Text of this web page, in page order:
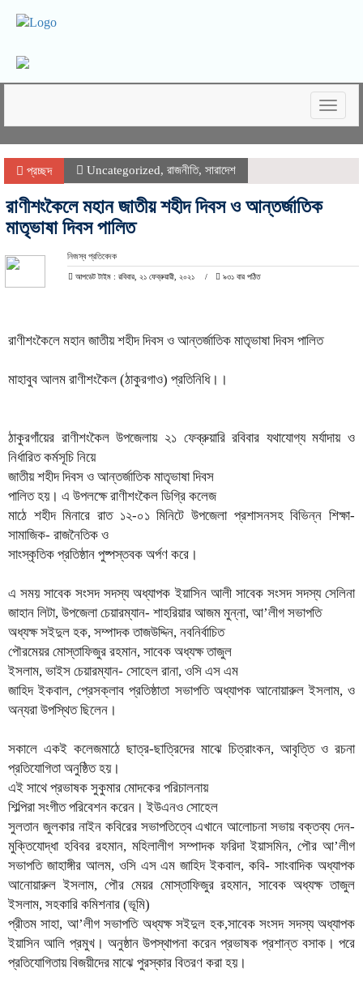
Toggle
প্রচ্ছদ Uncategorized, রাজনীতি, সারাদেশ
রাণীশংকৈলে মহান জাতীয় শহীদ দিবস ও আন্তর্জাতিক
মাতৃভাষা দিবস পালিত
নিজস্ব প্রতিবেদক
আপডেট টাইম : রবিবার, ২১ ফেব্রুয়ারী, ২০২১ ৯৩১ বার পঠিত
রাণীশংকৈলে মহান জাতীয় শহীদ দিবস ও আন্তর্জাতিক মাতৃভাষা দিবস পালিত
মাহাবুব আলম রাণীশংকৈল (ঠাকুরগাও) প্রতিনিধি।।
ঠাকুরগাঁয়ের রাণীশংকৈল উপজেলায় ২১ ফেব্রুয়ারি রবিবার যথাযোগ্য মর্যাদায় ও
নির্ধারিত কর্মসূচি নিয়ে
জাতীয় শহীদ দিবস ও আন্তর্জাতিক মাতৃভাষা দিবস
পালিত হয়। এ উপলক্ষে রাণীশংকৈল ডিগ্রি কলেজ
মাঠে শহীদ মিনারে রাত ১২-০১ মিনিটে উপজেলা প্রশাসনসহ বিভিন্ন শিক্ষা-
সামাজিক- রাজনৈতিক ও
সাংস্কৃতিক প্রতিষ্ঠান পুষ্পস্তবক অর্পণ করে।
এ সময় সাবেক সংসদ সদস্য অধ্যাপক ইয়াসিন আলী সাবেক সংসদ সদস্য সেলিনা
জাহান লিটা, উপজেলা চেয়ারম্যান- শাহরিয়ার আজম মুন্না, আ’লীগ সভাপতি
অধ্যক্ষ সইদুল হক, সম্পাদক তাজউদ্দিন, নবনির্বাচিত
পৌরমেয়র মোস্তাফিজুর রহমান, সাবেক অধ্যক্ষ তাজুল
ইসলাম, ভাইস চেয়ারম্যান- সোহেল রানা, ওসি এস এম
জাহিদ ইকবাল, প্রেসক্লাব প্রতিষ্ঠাতা সভাপতি অধ্যাপক আনোয়ারুল ইসলাম, ও
অন্যরা উপস্থিত ছিলেন।
সকালে একই কলেজমাঠে ছাত্র-ছাত্রিদের মাঝে চিত্রাংকন, আবৃত্তি ও রচনা
প্রতিযোগিতা অনুষ্ঠিত হয়।
এই সাথে প্রভাষক সুকুমার মোদকের পরিচালনায়
শিল্পিরা সংগীত পরিবেশন করেন। ইউএনও সোহেল
সুলতান জুলকার নাইন কবিরের সভাপতিত্বে এখানে আলোচনা সভায় বক্তব্য দেন-
মুক্তিযোদ্ধা হবিবর রহমান, মহিলালীগ সম্পাদক ফরিদা ইয়াসমিন, পৌর আ’লীগ
সভাপতি জাহাঙ্গীর আলম, ওসি এস এম জাহিদ ইকবাল, কবি- সাংবাদিক অধ্যাপক
আনোয়ারুল ইসলাম, পৌর মেয়র মোস্তাফিজুর রহমান, সাবেক অধ্যক্ষ তাজুল
ইসলাম, সহকারি কমিশনার (ভূমি)
প্রীতম সাহা, আ’লীগ সভাপতি অধ্যক্ষ সইদুল হক,সাবেক সংসদ সদস্য অধ্যাপক
ইয়াসিন আলি প্রমুখ। অনুষ্ঠান উপস্থাপনা করেন প্রভাষক প্রশান্ত বসাক। পরে
প্রতিযোগিতায় বিজয়ীদের মাঝে পুরস্কার বিতরণ করা হয়।